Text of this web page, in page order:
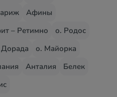
Афины
– Ретимно
о. Родос
Дорада
о. Майорка
Анталия
Белек